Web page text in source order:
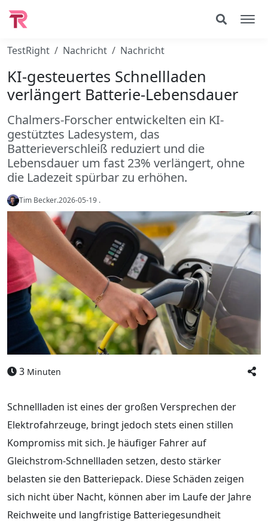
TestRight Nachricht Nachricht
KI-gesteuertes Schnellladen
verlängert Batterie-Lebensdauer
Chalmers-Forscher entwickelten ein KI-
gestütztes Ladesystem, das
Batterieverschleiß reduziert und die
Lebensdauer um fast 23% verlängert, ohne
die Ladezeit spürbar zu erhöhen.
Tim Becker.2026-05-19 .
3 Minuten
Schnellladen ist eines der großen Versprechen der
Elektrofahrzeuge, bringt jedoch stets einen stillen
Kompromiss mit sich. Je häufiger Fahrer auf
Gleichstrom-Schnellladen setzen, desto stärker
belasten sie den Batteriepack. Diese Schäden zeigen
sich nicht über Nacht, können aber im Laufe der Jahre
Reichweite und langfristige Batteriegesundheit